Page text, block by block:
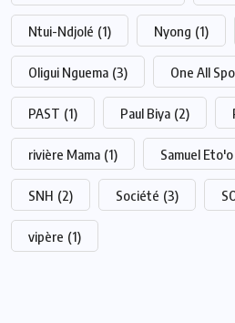
Ntui-Ndjolé (1) Nyong (1)
Oligui Nguema (3) One All
PAST (1) Paul Biya (2)
rivière Mama (1) Samuel Eto'o
SNH (2) Société (3)
vipère (1)